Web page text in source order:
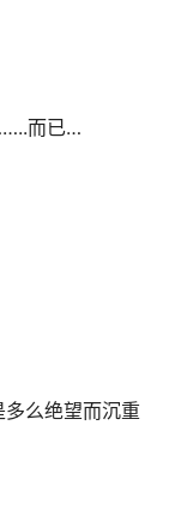
而已…
么绝望而沉重